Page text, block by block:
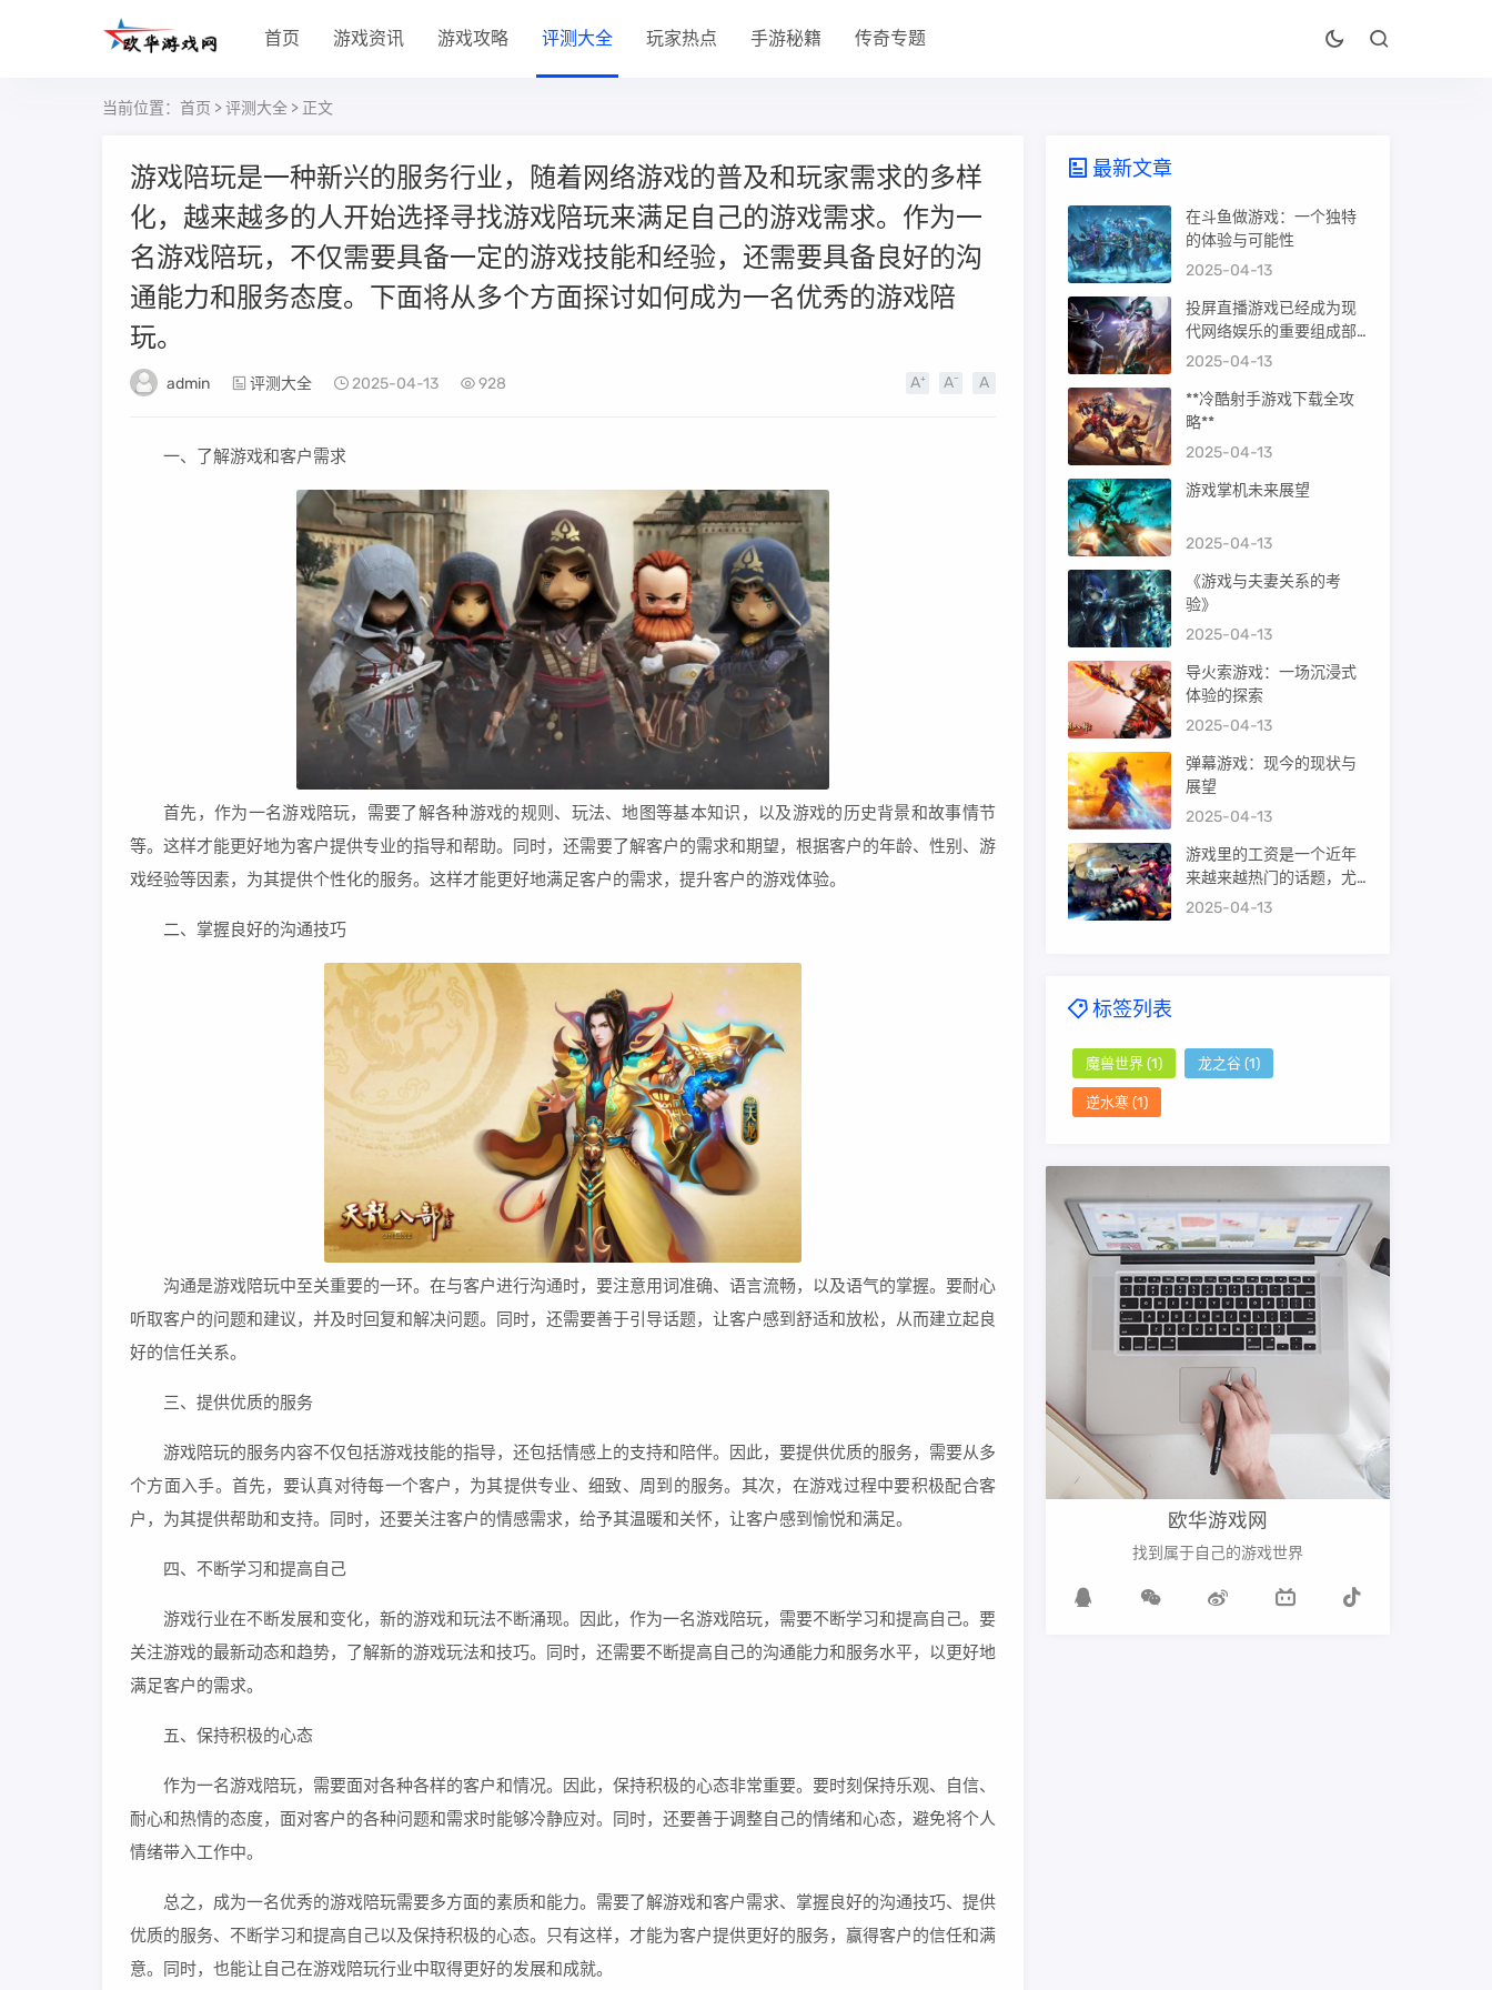
首页 游戏资讯 游戏攻略 评测大全 玩家热点 手游秘籍 传奇专题
当前位置： 首页 >评测大全 > 正文
游戏陪玩是一种新兴的服务行业，随着网络游戏的普及和玩家需求的多样
化，越来越多的人开始选择寻找游戏陪玩来满足自己的游戏需求。作为一
名游戏陪玩，不仅需要具备一定的游戏技能和经验，还需要具备良好的沟
通能力和服务态度。下面将从多个方面探讨如何成为一名优秀的游戏陪
玩。
admin 评测大全 2025-04-13 928
一、了解游戏和客户需求
首先，作为一名游戏陪玩，需要了解各种游戏的规则、玩法、地图等基本知识，以及游戏的历史背景和故事情节
等。这样才能更好地为客户提供专业的指导和帮助。同时，还需要了解客户的需求和期望，根据客户的年龄、性别、游
戏经验等因素，为其提供个性化的服务。这样才能更好地满足客户的需求，提升客户的游戏体验。
二、掌握良好的沟通技巧
沟通是游戏陪玩中至关重要的一环。在与客户进行沟通时，要注意用词准确、语言流畅，以及语气的掌握。要耐心
听取客户的问题和建议，并及时回复和解决问题。同时，还需要善于引导话题，让客户感到舒适和放松，从而建立起良
好的信任关系。
三、提供优质的服务
游戏陪玩的服务内容不仅包括游戏技能的指导，还包括情感上的支持和陪伴。因此，要提供优质的服务，需要从多
个方面入手。首先，要认真对待每一个客户，为其提供专业、细致、周到的服务。其次，在游戏过程中要积极配合客
户，为其提供帮助和支持。同时，还要关注客户的情感需求，给予其温暖和关怀，让客户感到愉悦和满足。
四、不断学习和提高自己
游戏行业在不断发展和变化，新的游戏和玩法不断涌现。因此，作为一名游戏陪玩，需要不断学习和提高自己。要
关注游戏的最新动态和趋势，了解新的游戏玩法和技巧。同时，还需要不断提高自己的沟通能力和服务水平，以更好地
满足客户的需求。
五、保持积极的心态
作为一名游戏陪玩，需要面对各种各样的客户和情况。因此，保持积极的心态非常重要。要时刻保持乐观、自信、
耐心和热情的态度，面对客户的各种问题和需求时能够冷静应对。同时，还要善于调整自己的情绪和心态，避免将个人
情绪带入工作中。
总之，成为一名优秀的游戏陪玩需要多方面的素质和能力。需要了解游戏和客户需求、掌握良好的沟通技巧、提供
优质的服务、不断学习和提高自己以及保持积极的心态。只有这样，才能为客户提供更好的服务，赢得客户的信任和满
意。同时，也能让自己在游戏陪玩行业中取得更好的发展和成就。
最新文章
在斗鱼做游戏：一个独特
的体验与可能性
2025-04-13
投屏直播游戏已经成为现
代网络娱乐的重要组成部
分，它不仅能让玩家与他
吸引更多的观众。本文将
详细介绍如何投屏直播游
戏，包括准备工作、投屏
方面的内容。
2025-04-13
**冷酷射手游戏下载全攻
略**
2025-04-13
游戏掌机未来展望
2025-04-13
《游戏与夫妻关系的考
验》
2025-04-13
导火索游戏：一场沉浸式
体验的探索
2025-04-13
弹幕游戏：现今的现状与
展望
2025-04-13
游戏里的工资是一个近年
来越来越热门的话题，尤
其对于电子竞技、游戏开
2025-04-13
标签列表
魔兽世界 (1) 龙之谷 (1)
逆水寒 (1)
欧华游戏网
找到属于自己的游戏世界